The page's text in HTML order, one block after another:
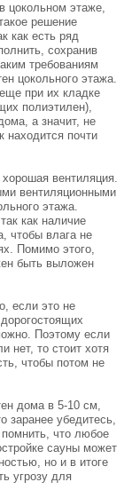
цокольном этаже,
решение
как есть ряд
сохранив
требованиям
цокольного этажа.
при их кладке
полиэтилен),
а значит, не
находится почти
вентиляция.
вентиляционными
этажа.
как наличие
чтобы влага не
Помимо этого,
быть выложен
если это не
Поэтому если
нет, то стоит хотя
чтобы потом не
дома в 5-10 см,
заранее убедитесь,
что любое
сауны может
но и в итоге
угрозу для